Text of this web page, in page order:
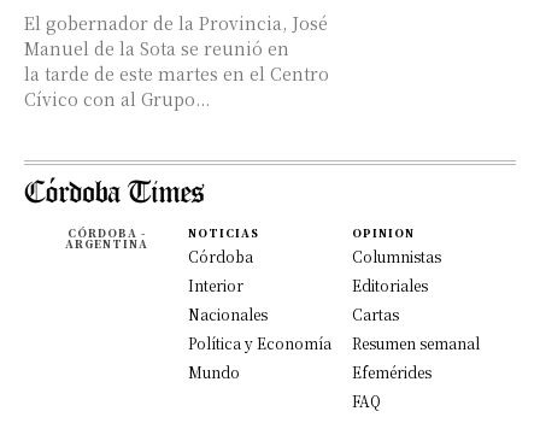
El gobernador de la Provincia, José
Manuel de la Sota se reunió en
la tarde de este martes en el Centro
Cívico con al Grupo...
CÓRDOBA -
ARGENTINA
NOTICIAS
Córdoba
Interior
Nacionales
Política y Economía
Mundo
OPINION
Columnistas
Editoriales
Cartas
Resumen semanal
Efemérides
FAQ